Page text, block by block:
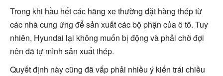
Trong khi hầu hết các hãng xe thường đặt hàng thép từ
các nhà cung ứng để sản xuất các bộ phận của ô tô. Tuy
nhiên, Hyundai lại không muốn bị động và phải chờ đợi
nên đã tự mình sản xuất thép.
Quyết định này cũng đã vấp phải nhiều ý kiến trái chiều